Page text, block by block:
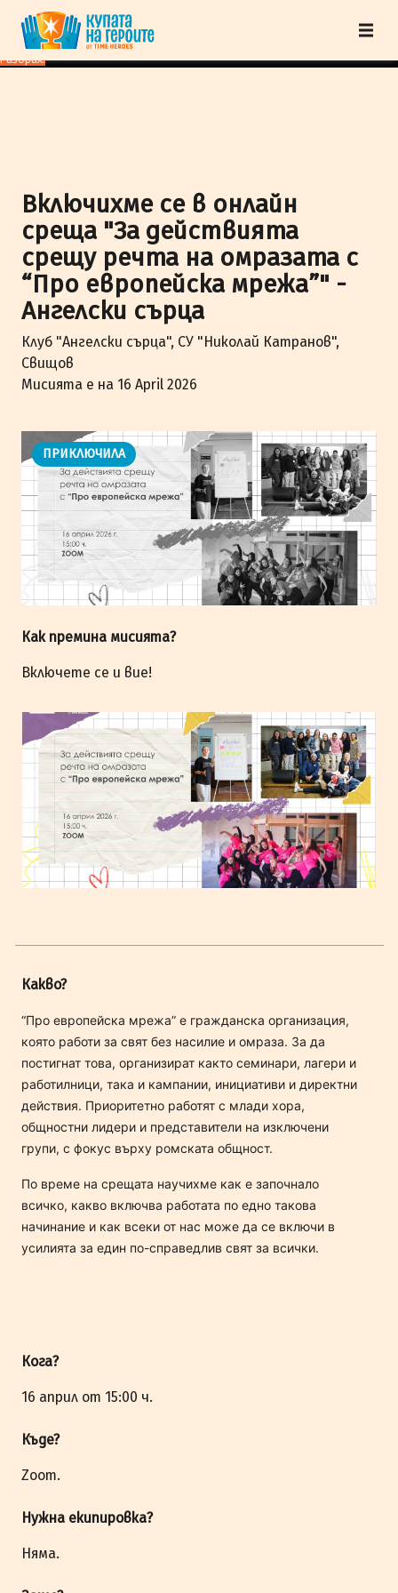
"Купата на героите" от TimeHeroes ползва cookies, за да осигурим по-
добро представяне на сайта и да подобрим Вашето преживяване.Научи
повече
Разбрах!
Включихме се в онлайн
среща "За действията
срещу речта на омразата с
“Про европейска мрежа”" -
Ангелски сърца
Клуб "Ангелски сърца", СУ "Николай Катранов",
Свищов
Мисията е на 16 April 2026
ПРИКЛЮЧИЛА
Как премина мисията?
Включете се и вие!
Какво?
“Про европейска мрежа” е гражданска организация,
която работи за свят без насилие и омраза. За да
постигнат това, организират както семинари, лагери и
работилници, така и кампании, инициативи и директни
действия. Приоритетно работят с млади хора,
общностни лидери и представители на изключени
групи, с фокус върху ромската общност.
По време на срещата научихме как е започнало
всичко, какво включва работата по едно такова
начинание и как всеки от нас може да се включи в
усилията за един по-справедлив свят за всички.
Кога?
16 април от 15:00 ч.
Къде?
Zoom.
Нужна екипировка?
Няма.